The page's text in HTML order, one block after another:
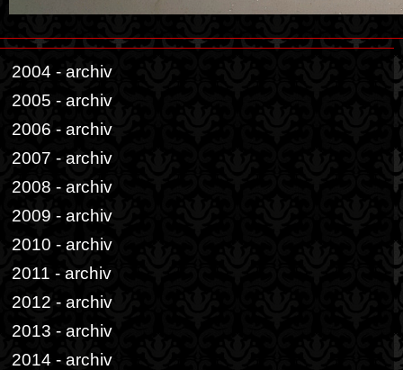
2004 - archiv
2005 - archiv
2006 - archiv
2007 - archiv
2008 - archiv
2009 - archiv
2010 - archiv
2011 - archiv
2012 - archiv
2013 - archiv
2014 - archiv